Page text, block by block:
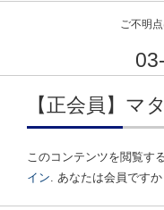
ご不明
【正会員】マ
このコンテンツを閲覧す
イン . あなたは会員です